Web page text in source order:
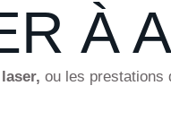
À
ou les prestations